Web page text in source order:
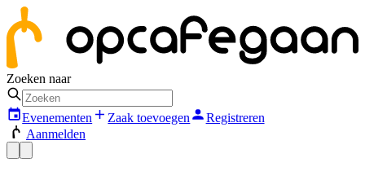
Zoeken naar
Evenementen Zaak toevoegen
Registreren
Aanmelden